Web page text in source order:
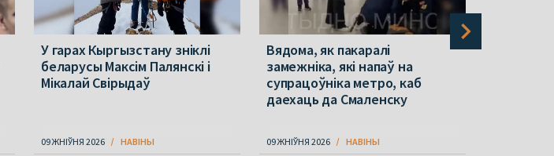
У гарах Кыргызстану зніклі
беларусы Максім Палянскі і
Мікалай Свірыдаў
09 ЖНІЎНЯ 2026 НАВІНЫ
Вядома, як пакаралі
замежніка, які напаў на
супрацоўніка метро, каб
даехаць да Смаленску
09 ЖНІЎНЯ 2026 НАВІНЫ